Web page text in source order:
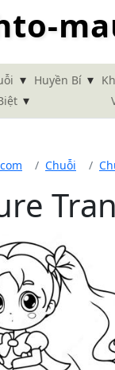
▾ Huyền Bí ▾
▾
Chuỗi